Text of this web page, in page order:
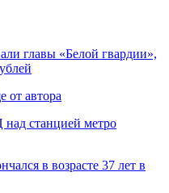
главы «Белой гвардии»,
от автора
станцией метро
в возрасте 37 лет в